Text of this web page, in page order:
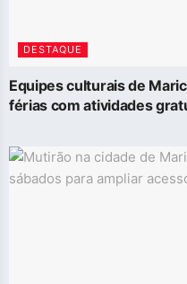
DESTAQUE
Equipes culturais de
férias com atividades